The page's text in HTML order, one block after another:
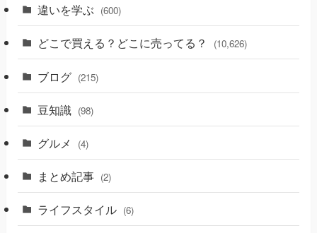
違いを学ぶ (600)
どこで買える？どこに売ってる？ (10,626)
ブログ (215)
豆知識 (98)
グルメ (4)
まとめ記事 (2)
ライフスタイル (6)